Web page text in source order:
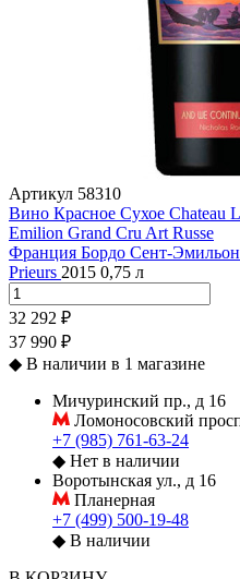
Артикул 58310
Вино Красное Сухое Chateau
Emilion Grand Cru Art Russe
Франция Бордо Сент-Эмильон
Prieurs 2015 0,75 л
32 292 ₽
37 990 ₽
◆ В наличии в 1 магазине
Мичуринский пр., д 16
Ломоносовский
+7 (985) 761-63-24
◆ Нет в наличии
Воротынская ул., д 16
Планерная
+7 (499) 500-19-48
◆ В наличии